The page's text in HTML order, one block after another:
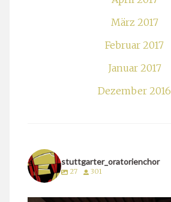
März 2017
Februar 2017
Januar 2017
Dezember 2016
stuttgarter_oratorienchor
27 301